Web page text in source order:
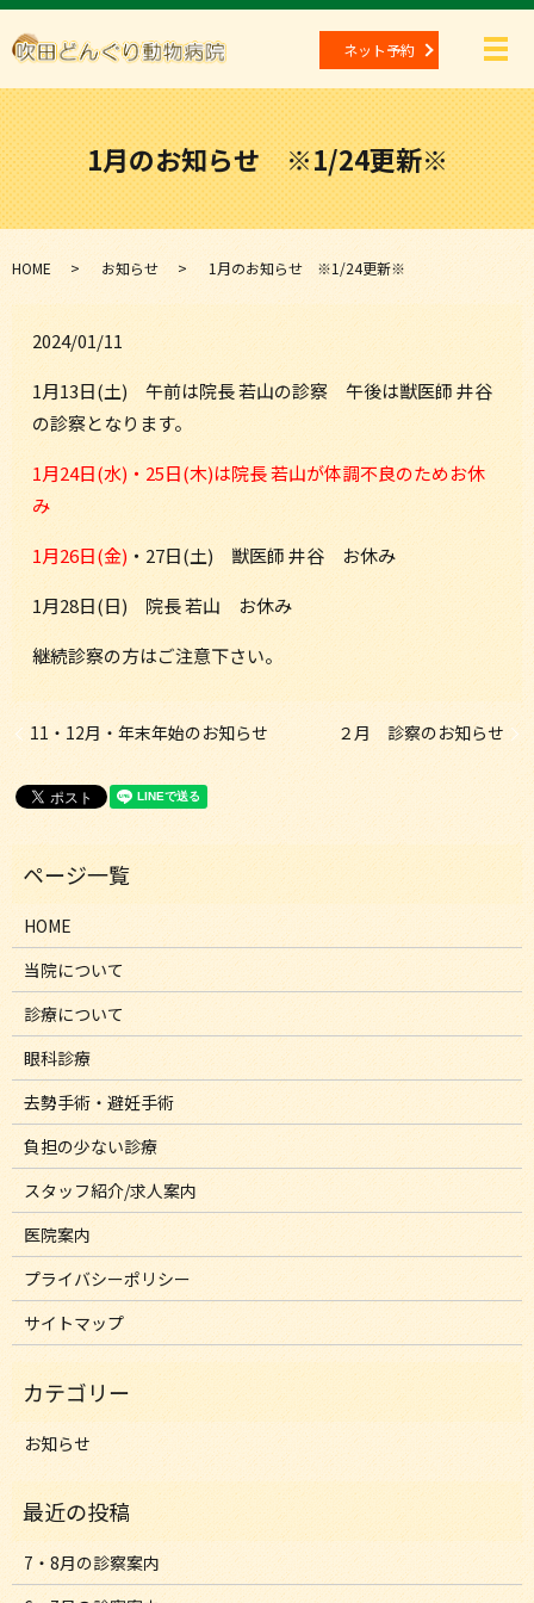
ネット予約 メ
1月のお知らせ ※1/24更新※
HOME お知らせ 1月のお知らせ ※1/24更新※
2024/01/11
1月13日(土) 午前は院長 若山の診察 午後は獣医師 井谷
の診察となります。
1月24日(水)・25日(木)は院長 若山が体調不良のためお休
み
1月26日(金) ・27日(土) 獣医師 井谷 お休み
1月28日(日) 院長 若山 お休み
継続診察の方はご注意下さい。
11・12月・年末年始のお知らせ ２月 診察のお知らせ
HOME
当院について
診療について
眼科診療
去勢手術・避妊手術
負担の少ない診療
スタッフ紹介/求人案内
医院案内
プライバシーポリシー
サイトマップ
お知らせ
7・8月の診察案内